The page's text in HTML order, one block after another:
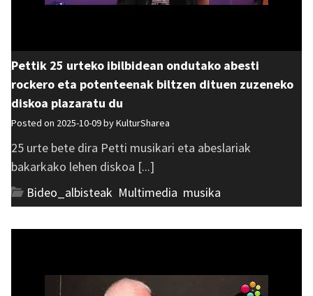
Pettik 25 urteko ibilbidean ondutako abesti
rockero eta potenteenak biltzen dituen zuzeneko
diskoa plazaratu du
Posted on 2025-10-09 byKulturSharea
25 urte bete dira Petti musikari eta abeslariak
bakarkako lehen diskoa [...]
Bideo_albisteak Multimedia musika